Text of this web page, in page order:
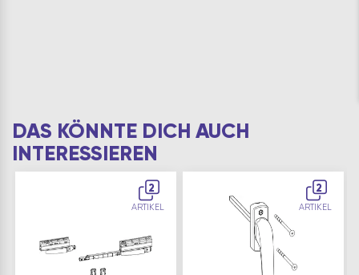
DAS KÖNNTE DICH AUCH
INTERESSIEREN
2
ARTIKEL
2
ARTIKEL